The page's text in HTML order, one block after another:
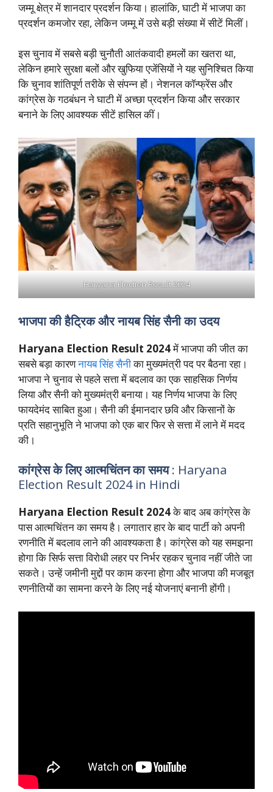
जम्मू क्षेत्र में शानदार प्रदर्शन किया। हालांकि, घाटी में भाजपा का
प्रदर्शन कमजोर रहा, लेकिन जम्मू में उसे बड़ी संख्या में सीटें मिलीं।
इस चुनाव में सबसे बड़ी चुनौती आतंकवादी हमलों का खतरा था,
लेकिन हमारे सुरक्षा बलों और खुफिया एजेंसियों ने यह सुनिश्चित किया
कि चुनाव शांतिपूर्ण तरीके से संपन्न हों। नेशनल कॉन्फ्रेंस और
कांग्रेस के गठबंधन ने घाटी में अच्छा प्रदर्शन किया और सरकार
बनाने के लिए आवश्यक सीटें हासिल कीं।
Haryana Election Result 2024
भाजपा की हैट्रिक और नायब सिंह सैनी का उदय
Haryana Election Result 2024में भाजपा की जीत का
सबसे बड़ा कारणनायब सिंह सैनीका मुख्यमंत्री पद पर बैठना रहा।
भाजपा ने चुनाव से पहले सत्ता में बदलाव का एक साहसिक निर्णय
लिया और सैनी को मुख्यमंत्री बनाया। यह निर्णय भाजपा के लिए
फायदेमंद साबित हुआ। सैनी की ईमानदार छवि और किसानों के
प्रति सहानुभूति ने भाजपा को एक बार फिर से सत्ता में लाने में मदद
की।
कांग्रेस के लिए आत्मचिंतन का समय: Haryana
Election Result 2024 in Hindi
Haryana Election Result 2024के बाद अब कांग्रेस के
पास आत्मचिंतन का समय है। लगातार हार के बाद पार्टी को अपनी
रणनीति में बदलाव लाने की आवश्यकता है। कांग्रेस को यह समझना
होगा कि सिर्फ सत्ता विरोधी लहर पर निर्भर रहकर चुनाव नहीं जीते जा
सकते। उन्हें जमीनी मुद्दों पर काम करना होगा और भाजपा की मजबूत
रणनीतियों का सामना करने के लिए नई योजनाएं बनानी होंगी।